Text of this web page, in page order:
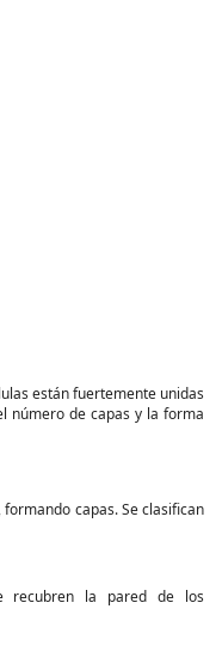
están fuertemente unidas
número de capas y la forma
capas. Se clasifican
recubren la pared de los